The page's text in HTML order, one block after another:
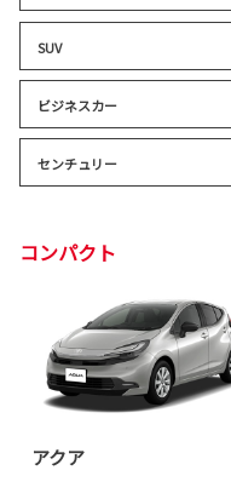
SUV
ビジネスカー
センチュリー
コンパクト
アクア